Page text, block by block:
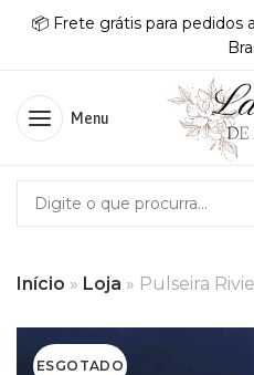
📦 Frete grátis para pedidos
Menu
Início » Loja » Pulseira
ESGOTADO